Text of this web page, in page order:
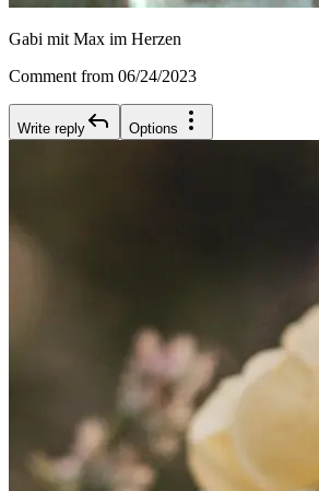
Gabi mit Max im Herzen
Comment from 06/24/2023
Write reply Options